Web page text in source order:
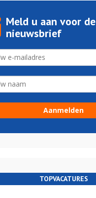
Meld u aan voor de
nieuwsbrief
TOPVACATURES